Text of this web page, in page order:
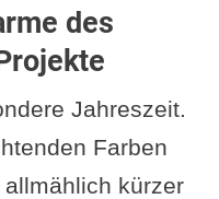
Werkzeuge
einfachen
des
Jahreszeit.
Farben
kürzer